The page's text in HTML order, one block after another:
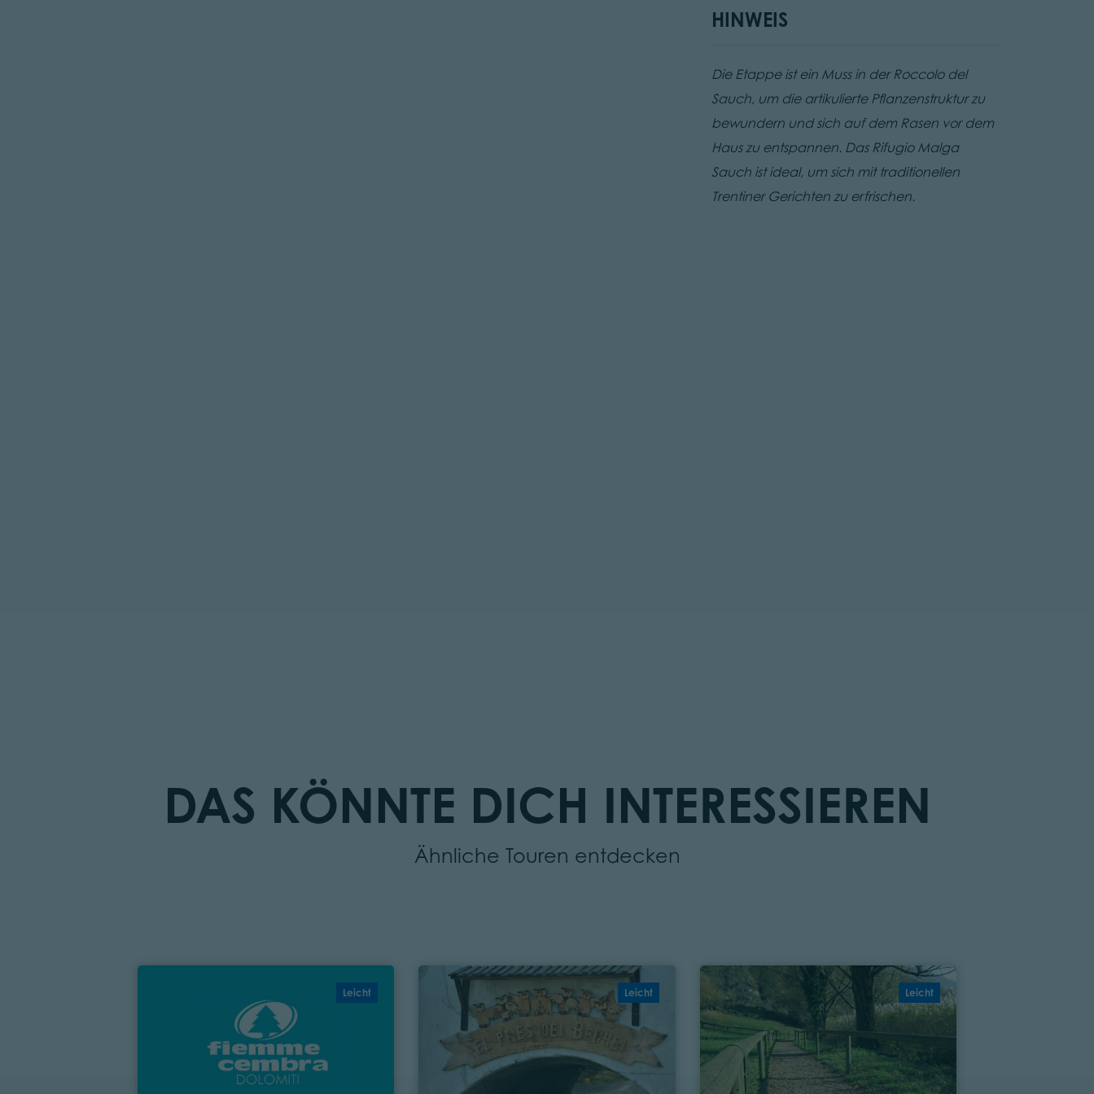
HINWEIS
Die Etappe ist ein Muss in der Roccolo del
Sauch, um die artikulierte Pflanzenstruktur zu
bewundern und sich auf dem Rasen vor dem
Haus zu entspannen. Das Rifugio Malga
Sauch ist ideal, um sich mit traditionellen
Trentiner Gerichten zu erfrischen.
DAS KÖNNTE DICH INTERESSIEREN
Ähnliche Touren entdecken
Leicht Leicht Leicht